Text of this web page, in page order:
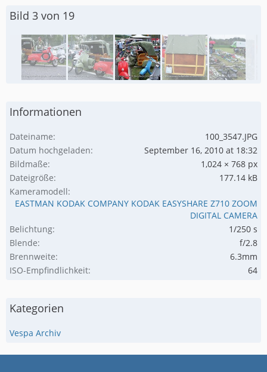
Bild 3 von 19
Informationen
Dateiname
100_3547.JPG
Datum hochgeladen
September 16, 2010 at 18:32
Bildmaße
1,024 × 768 px
Dateigröße
177.14 kB
Kameramodell
EASTMAN KODAK COMPANY KODAK EASYSHARE Z710 ZOOM
DIGITAL CAMERA
Belichtung
1/250 s
Blende
f/2.8
Brennweite
6.3mm
ISO-Empfindlichkeit
64
Kategorien
Vespa Archiv